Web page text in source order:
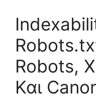
Robots,
Και